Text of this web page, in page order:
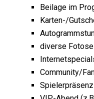
Beilage im
Karten-/
diverse
Community/